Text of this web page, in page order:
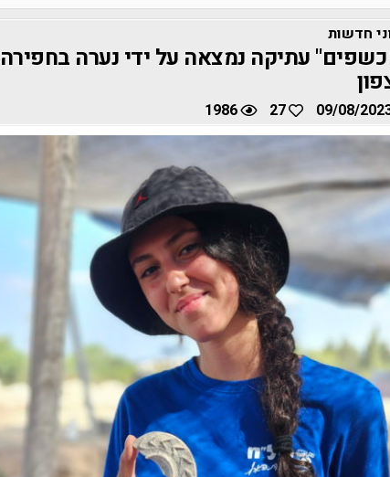
חדשות
עתיקה נמצאה על ידי נערה בחפירה
27
1986